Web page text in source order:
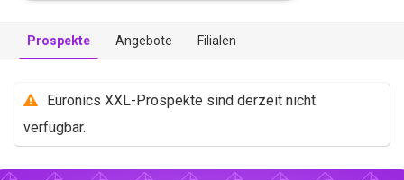
Prospekte Angebote Filialen
Euronics XXL-Prospekte sind derzeit nicht
verfügbar.